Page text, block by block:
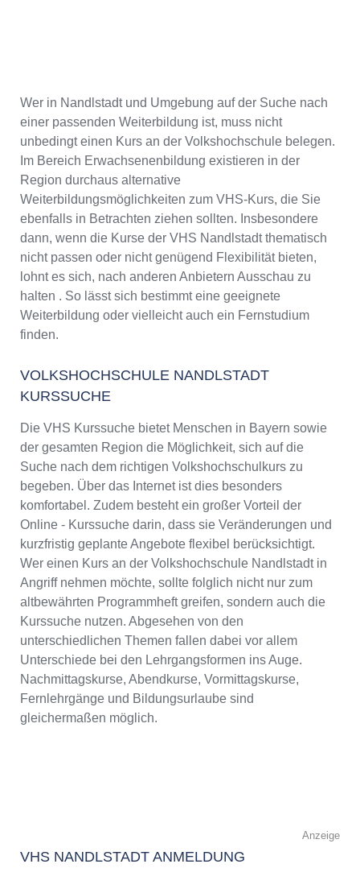
Wer in Nandlstadt und Umgebung auf der Suche nach
einer passenden Weiterbildung ist, muss nicht
unbedingt einen Kurs an der Volkshochschule belegen.
Im Bereich Erwachsenenbildung existieren in der
Region durchaus alternative
Weiterbildungsmöglichkeiten zum VHS-Kurs, die Sie
ebenfalls in Betrachten ziehen sollten. Insbesondere
dann, wenn die Kurse der VHS Nandlstadt thematisch
nicht passen oder nicht genügend Flexibilität bieten,
lohnt es sich, nach anderen Anbietern Ausschau zu
halten . So lässt sich bestimmt eine geeignete
Weiterbildung oder vielleicht auch ein Fernstudium
finden.
VOLKSHOCHSCHULE NANDLSTADT
KURSSUCHE
Die VHS Kurssuche bietet Menschen in Bayern sowie
der gesamten Region die Möglichkeit, sich auf die
Suche nach dem richtigen Volkshochschulkurs zu
begeben. Über das Internet ist dies besonders
komfortabel. Zudem besteht ein großer Vorteil der
Online - Kurssuche darin, dass sie Veränderungen und
kurzfristig geplante Angebote flexibel berücksichtigt.
Wer einen Kurs an der Volkshochschule Nandlstadt in
Angriff nehmen möchte, sollte folglich nicht nur zum
altbewährten Programmheft greifen, sondern auch die
Kurssuche nutzen. Abgesehen von den
unterschiedlichen Themen fallen dabei vor allem
Unterschiede bei den Lehrgangsformen ins Auge.
Nachmittagskurse, Abendkurse, Vormittagskurse,
Fernlehrgänge und Bildungsurlaube sind
gleichermaßen möglich.
Anzeige
VHS NANDLSTADT ANMELDUNG